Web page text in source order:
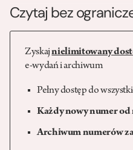
Czytaj bez
Zyskajnielimitowany
e-wydań i archiwum
Pełny dostęp do
Każdy nowy numer od
Archiwum numerów